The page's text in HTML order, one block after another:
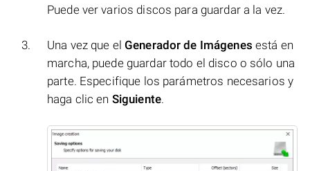
Puede ver varios discos para guardar a la vez.
Una vez que el Generador de Imágenes está en
marcha, puede guardar todo el disco o sólo una
parte. Especifique los parámetros necesarios y
haga clic en Siguiente.